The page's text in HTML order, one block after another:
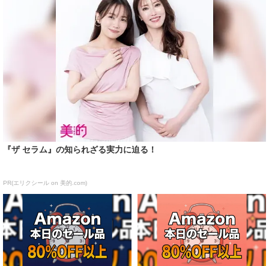
『ザ セラム』の知られざる実力に迫る！
PR(エリクシール on 美的.com)